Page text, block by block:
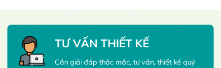
TƯ VẤN THIẾT KẾ
Cần giải đáp thắc mắc, tư vấn, thiết kế quý